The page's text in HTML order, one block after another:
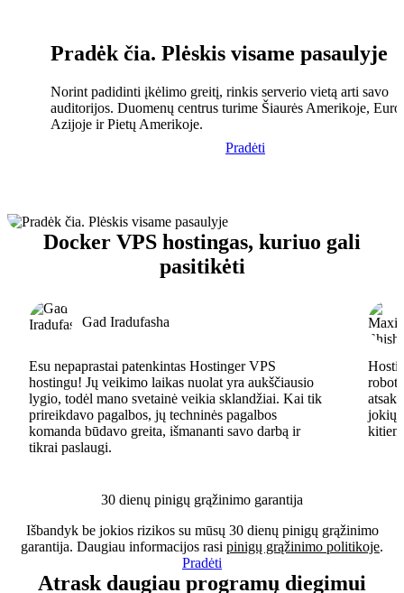
Pradėk čia. Plėskis visame pasaulyje
Norint padidinti įkėlimo greitį, rinkis serverio vietą arti savo
auditorijos. Duomenų centrus turime Šiaurės Amerikoje,
Azijoje ir Pietų Amerikoje.
Pradėti
Docker VPS hostingas, kuriuo gali
pasitikėti
Gad Iradufasha
Esu nepaprastai patenkintas Hostinger VPS
hostingu! Jų veikimo laikas nuolat yra aukščiausio
lygio, todėl mano svetainė veikia sklandžiai. Kai tik
prireikdavo pagalbos, jų techninės pagalbos
komanda būdavo greita, išmananti savo darbą ir
tikrai paslaugi.
jokių
30 dienų pinigų grąžinimo garantija
Išbandyk be jokios rizikos su mūsų 30 dienų pinigų grąžinimo
garantija. Daugiau informacijos rasi pinigų grąžinimo politikoje.
Pradėti
Atrask daugiau programų diegimui